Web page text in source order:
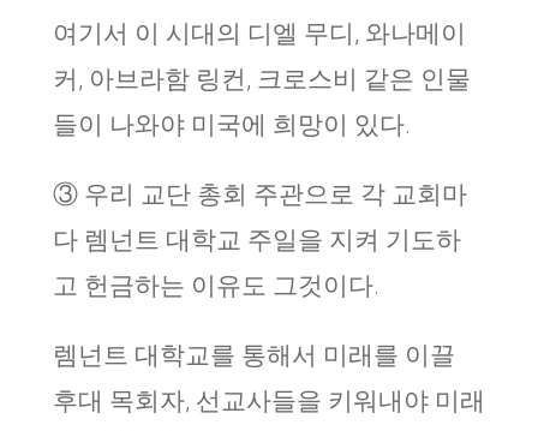
여기서 이 시대의 디엘 무디, 와나메이
커, 아브라함 링컨, 크로스비 같은 인물
들이 나와야 미국에 희망이 있다.
③ 우리 교단 총회 주관으로 각 교회마
다 렘넌트 대학교 주일을 지켜 기도하
고 헌금하는 이유도 그것이다.
렘넌트 대학교를 통해서 미래를 이끌
후대 목회자, 선교사들을 키워내야 미래